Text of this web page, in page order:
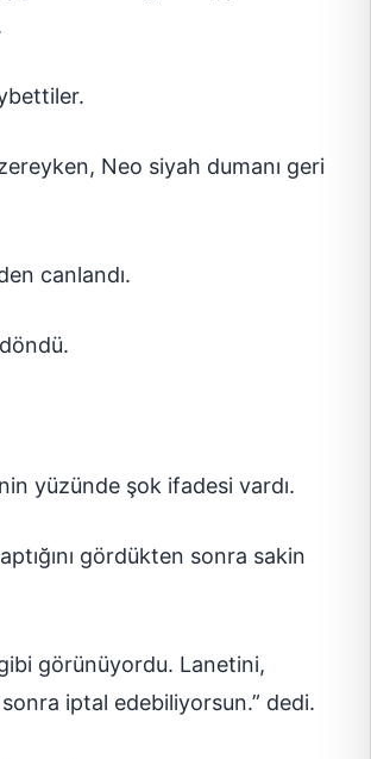
Neo siyah dumanı geri
canlandı.
yüzünde şok ifadesi vardı.
gördükten sonra sakin
görünüyordu. Lanetini,
iptal edebiliyorsun.” dedi.